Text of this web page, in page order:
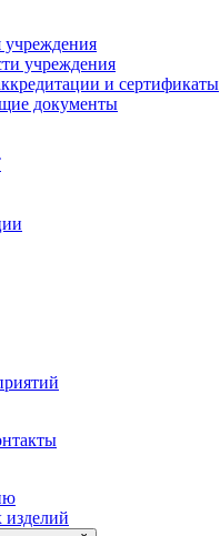
учреждения
учреждения
и сертификаты
документы
изделий